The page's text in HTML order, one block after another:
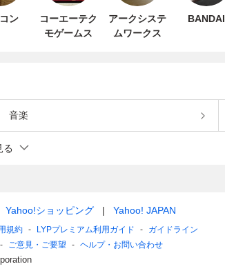
ン
コーエーテク
モゲームス
アークシステ
ムワークス
BANDAI
音楽
る
Yahoo!ショッピング Yahoo! JAPAN
規約 LYPプレミアム利用ガイド
ガイドライン
ご意見・ご要望 ヘルプ・お問い合わせ